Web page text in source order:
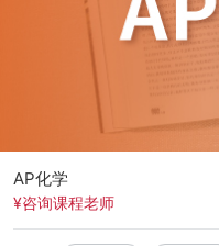
AP化学
¥咨询课程老师